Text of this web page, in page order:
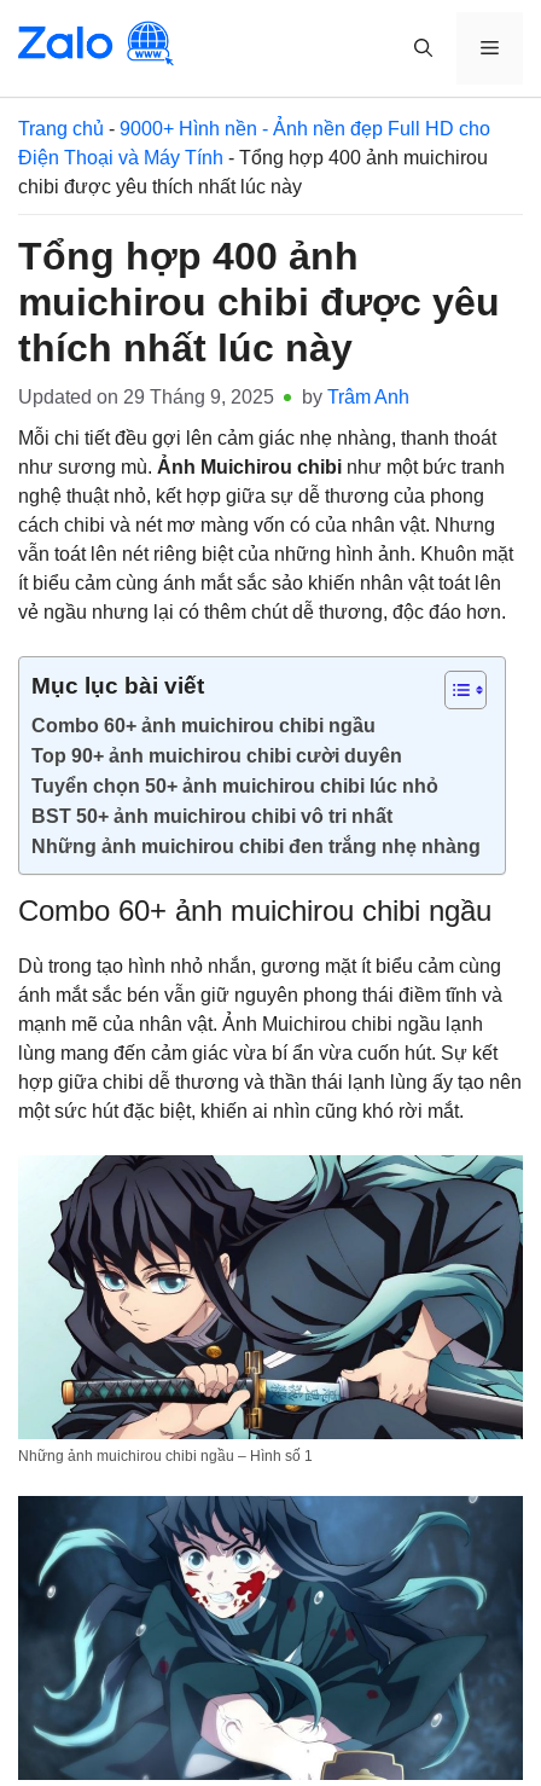
Trang chủ - 9000+ Hình nền - Ảnh nền đẹp Full HD cho
Điện Thoại và Máy Tính - Tổng hợp 400 ảnh muichirou
chibi được yêu thích nhất lúc này
Tổng hợp 400 ảnh
muichirou chibi được yêu
thích nhất lúc này
Updated on 29 Tháng 9, 2025 by Trâm Anh
Mỗi chi tiết đều gợi lên cảm giác nhẹ nhàng, thanh thoát
như sương mù. Ảnh Muichirou chibi như một bức tranh
nghệ thuật nhỏ, kết hợp giữa sự dễ thương của phong
cách chibi và nét mơ màng vốn có của nhân vật. Nhưng
vẫn toát lên nét riêng biệt của những hình ảnh. Khuôn mặt
ít biểu cảm cùng ánh mắt sắc sảo khiến nhân vật toát lên
vẻ ngầu nhưng lại có thêm chút dễ thương, độc đáo hơn.
Mục lục bài viết
Combo 60+ ảnh muichirou chibi ngầu
Top 90+ ảnh muichirou chibi cười duyên
Tuyển chọn 50+ ảnh muichirou chibi lúc nhỏ
BST 50+ ảnh muichirou chibi vô tri nhất
Những ảnh muichirou chibi đen trắng nhẹ nhàng
Combo 60+ ảnh muichirou chibi ngầu
Dù trong tạo hình nhỏ nhắn, gương mặt ít biểu cảm cùng
ánh mắt sắc bén vẫn giữ nguyên phong thái điềm tĩnh và
mạnh mẽ của nhân vật. Ảnh Muichirou chibi ngầu lạnh
lùng mang đến cảm giác vừa bí ẩn vừa cuốn hút. Sự kết
hợp giữa chibi dễ thương và thần thái lạnh lùng ấy tạo nên
một sức hút đặc biệt, khiến ai nhìn cũng khó rời mắt.
Những ảnh muichirou chibi ngầu – Hình số 1